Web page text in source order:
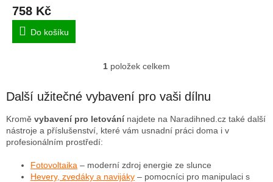
758 Kč
Do košíku
O
á
d
a
p
r
1 položek celkem
Další užitečné vybavení pro vaši dílnu
Kromě vybavení pro letovánínajdete na Naradihned.cz také další
nástroje a příslušenství, které vám usnadní práci doma i v
profesionálním prostředí:
Fotovoltaika – moderní zdroj energie ze slunce
Hevery, zvedáky a navijáky – pomocníci pro manipulaci s